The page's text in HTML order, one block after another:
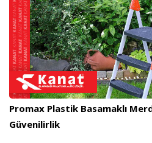
Promax Plastik Basamaklı
Güvenilirlik